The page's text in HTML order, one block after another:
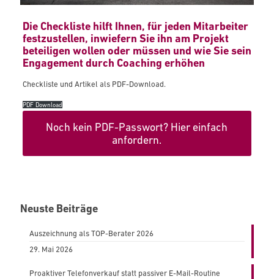
Die Checkliste hilft Ihnen, für jeden Mitarbeiter
festzustellen, inwiefern Sie ihn am Projekt
beteiligen wollen oder müssen und wie Sie sein
Engagement durch Coaching erhöhen
Checkliste und Artikel als PDF-Download.
PDF Download
Noch kein PDF-Passwort? Hier einfach
anfordern.
Neuste Beiträge
Auszeichnung als TOP-Berater 2026
29. Mai 2026
Proaktiver Telefonverkauf statt passiver E-Mail-Routine